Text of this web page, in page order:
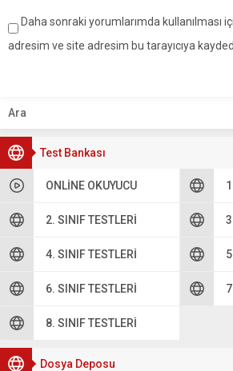
Test Bankası
ONLINE OKUYUCU
2. SINIF TESTLERI
4. SINIF TESTLERI
6. SINIF TESTLERI
8. SINIF TESTLERI
Dosya Deposu
Daha sonraki yorumlarımda kullanılması
adresim ve site adresim bu tarayıcıya